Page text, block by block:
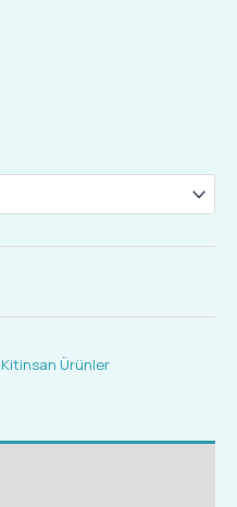
Kitinsan Ürünler